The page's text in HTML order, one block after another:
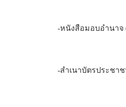
-หนังสือมอบอำนา
-สำเนาบัตรประชา